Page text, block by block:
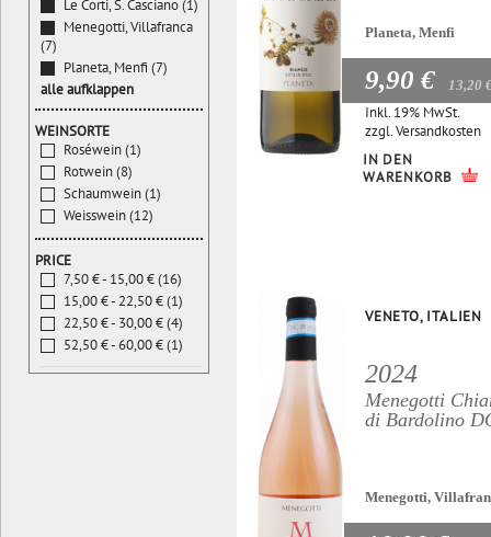
Planeta, Menfi
9,90 € 13,20
Inkl. 19% MwSt.
zzgl.Versandkosten
IN DEN
WARENKORB
VENETO, ITALIEN
2024
Menegotti
di Bardolino
Menegotti,
Le Corti, S. Casciano (1)
Menegotti, Villafranca
(7)
Planeta, Menfi (7)
alle aufklappen
WEINSORTE
Roséwein (1)
Rotwein (8)
Schaumwein (1)
Weisswein (12)
PRICE
7,50 € - 15,00 € (16)
15,00 € - 22,50 € (1)
22,50 € - 30,00 € (4)
52,50 € - 60,00 € (1)